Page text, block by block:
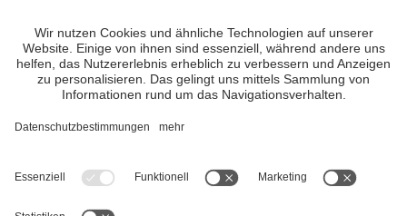
können Fehler auftreten. Wir übernehmen keine Gewähr für
die Richtigkeit und Vollständigkeit aller Informationen.
Informieren Sie sich sicherheitshalber nochmals beim
Veranstalter vor Ort über die aktuellen Bedingungen.
Sitemap| Impressum&Datenschutz
Individuelle Cookie-